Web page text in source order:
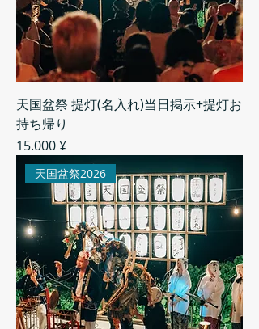
天国盆祭 提灯(名入れ)当日掲示+提灯お
持ち帰り
Preis
15.000 ¥
天国盆祭2026